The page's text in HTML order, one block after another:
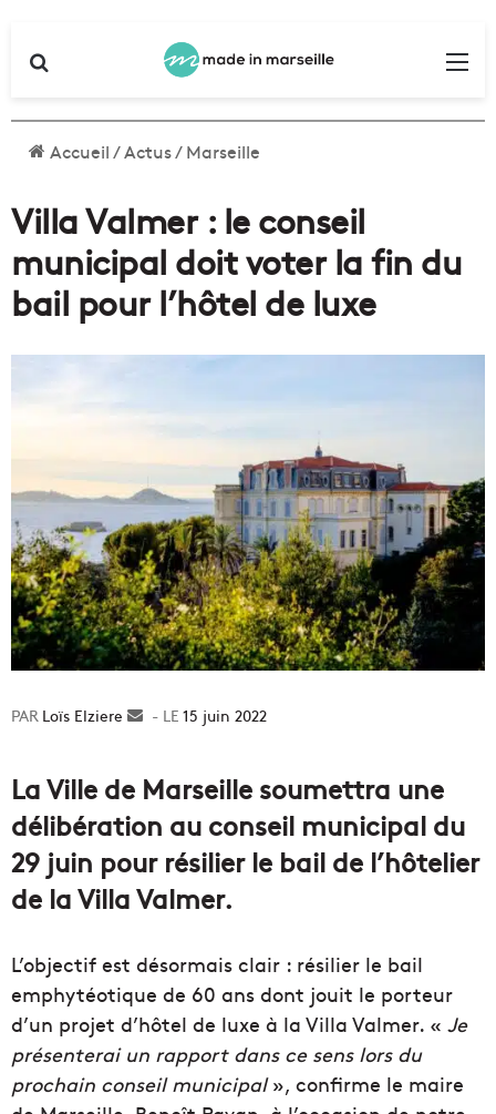
Accueil/Actus/Marseille
Villa Valmer : le conseil
municipal doit voter la fin du
bail pour l’hôtel de luxe
Loïs Elziere
Envoyer15 juin 2022
La Ville de Marseille soumettra une
délibération au conseil municipal du
29 juin pour résilier le bail de l’hôtelier
de la Villa Valmer.
L’objectif est désormais clair : résilier le bail
emphytéotique de 60 ans dont jouit le porteur
d’un projet d’hôtel de luxe à la Villa Valmer. « Je
présenterai un rapport dans ce sens lors du
prochain conseil municipal», confirme le maire